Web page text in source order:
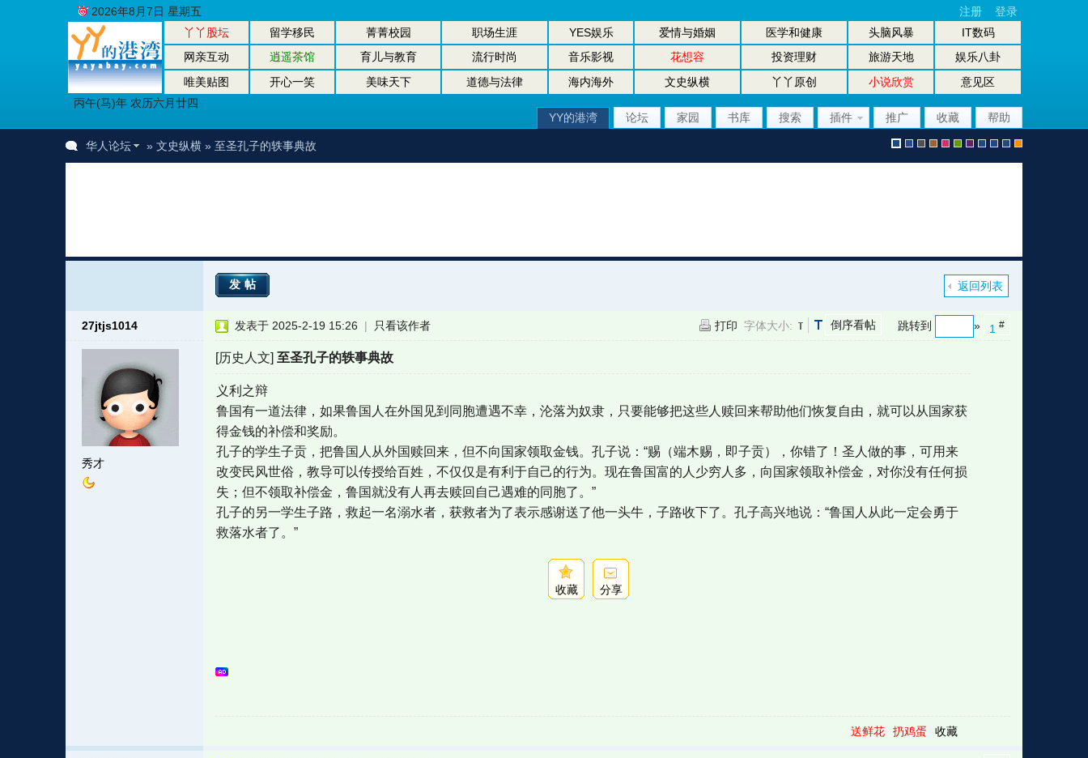
丫丫股坛 留学移民 菁菁校园 职场生涯 YES娱乐 爱情与婚姻 医学和健康 头脑风暴
IT数码
网亲互动
逍遥茶馆 育儿与教育 流行时尚 音乐影视 花想容 投资理财 旅游天地
娱乐八卦
唯美贴图
开心一笑 美味天下 道德与法律 海内海外 文史纵横 丫丫原创 小说欣赏
意见区
丙午(马)年 农历六月廿四
2026年8月7日 星期五 注册 登录
YY的港湾 论坛 家园 书库 搜索 插件 推广 收藏 帮助
认l r r
n
i r
n
u 坛大坛机
华人论坛 » 文史纵横» 至圣孔子的轶事典故
返回列表
发帖
27jtjs1014
秀才
1 #
跳转到 »
倒序看帖
打印 字体大小:
发表于 2025-2-19 15:26 | 只看该作者
[历史人文]至圣孔子的轶事典故
义利之辩
鲁国有一道法律，如果鲁国人在外国见到同胞遭遇不幸，沦落为奴隶，只要能够把这些人赎回来帮助他们恢复自由，就可以从国家获
得金钱的补偿和奖励。
孔子的学生子贡，把鲁国人从外国赎回来，但不向国家领取金钱。孔子说：“赐（端木赐，即子贡），你错了！圣人做的事，可用来
改变民风世俗，教导可以传授给百姓，不仅仅是有利于自己的行为。现在鲁国富的人少穷人多，向国家领取补偿金，对你没有任何损
失；但不领取补偿金，鲁国就没有人再去赎回自己遇难的同胞了。”
孔子的另一学生子路，救起一名溺水者，获救者为了表示感谢送了他一头牛，子路收下了。孔子高兴地说：“鲁国人从此一定会勇于
救落水者了。”
收藏 分享
送鲜花 扔鸡蛋 收藏